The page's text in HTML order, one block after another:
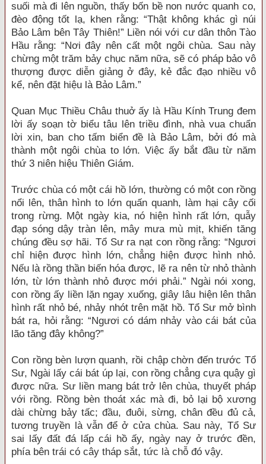
suối mà đi lên nguồn, thấy bốn bề non nước quanh co,
đèo động tốt lạ, khen rằng: “Thật không khác gì núi
Bảo Lâm bên Tây Thiên!” Liền nói với cư dân thôn Tào
Hầu rằng: “Nơi đây nên cất một ngôi chùa. Sau này
chừng một trăm bảy chục năm nữa, sẽ có pháp bảo vô
thượng được diễn giảng ở đây, kẻ đắc đạo nhiều vô
kể, nên đặt hiệu là Bảo Lâm.”
Quan Mục Thiều Châu thuở ấy là Hầu Kính Trung đem
lời ấy soạn tờ biểu tâu lên triều đình, nhà vua chuẩn
lời xin, ban cho tấm biển đề là Bảo Lâm, bởi đó mà
thành một ngôi chùa to lớn. Việc ấy bắt đầu từ năm
thứ 3 niên hiệu Thiên Giám.
Trước chùa có một cái hồ lớn, thường có một con rồng
nổi lên, thân hình to lớn quấn quanh, làm hại cây cối
trong rừng. Một ngày kia, nó hiện hình rất lớn, quẫy
đạp sóng dậy tràn lên, mây mưa mù mịt, khiến tăng
chúng đều sợ hãi. Tổ Sư ra nạt con rồng rằng: “Ngươi
chỉ hiện được hình lớn, chẳng hiện được hình nhỏ.
Nếu là rồng thần biến hóa được, lẽ ra nên từ nhỏ thành
lớn, từ lớn thành nhỏ được mới phải.” Ngài nói xong,
con rồng ấy liền lặn ngay xuống, giây lâu hiện lên thân
hình rất nhỏ bé, nhảy nhót trên mặt hồ. Tổ Sư mở bình
bát ra, hỏi rằng: “Ngươi có dám nhảy vào cái bát của
lão tăng đây không?”
Con rồng bèn lượn quanh, rồi chập chờn đến trước Tổ
Sư, Ngài lấy cái bát úp lại, con rồng chẳng cựa quậy gì
được nữa. Sư liền mang bát trở lên chùa, thuyết pháp
với rồng. Rồng bèn thoát xác mà đi, bỏ lại bộ xương
dài chừng bảy tấc; đầu, đuôi, sừng, chân đều đủ cả,
tương truyền là vẫn để ở cửa chùa. Sau này, Tổ Sư
sai lấy đất đá lấp cái hồ ấy, ngày nay ở trước đền,
phía bên trái có cây tháp sắt, tức là chỗ đó vậy.